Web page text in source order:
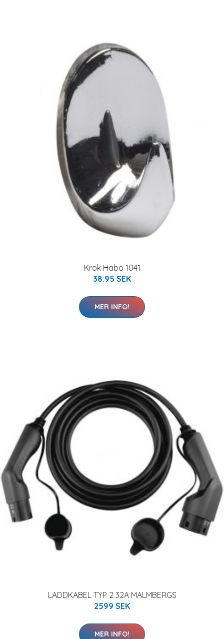
Krok Habo 1041
38.95 SEK
MER INFO!
LADDKABEL TYP 2 32A MALMBERGS
2599 SEK
MER INFO!